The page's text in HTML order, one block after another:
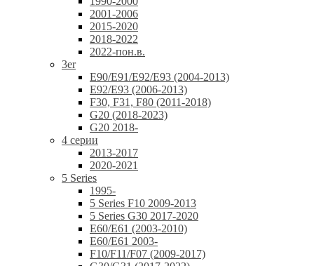
2001-2006
2015-2020
2018-2022
2022-пон.в.
3er
E90/E91/E92/E93 (2004-2013)
E92/E93 (2006-2013)
F30, F31, F80 (2011-2018)
G20 (2018-2023)
G20 2018-
4 серии
2013-2017
2020-2021
5 Series
1995-
5 Series F10 2009-2013
5 Series G30 2017-2020
E60/E61 (2003-2010)
E60/E61 2003-
F10/F11/F07 (2009-2017)